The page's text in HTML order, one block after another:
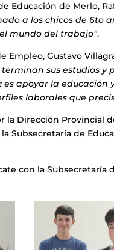
Educación de Merlo,
a los chicos de
mundo del trabajo”.
Empleo, Gustavo
sus estudios y
es apoyar la
laborales que
la Dirección Provincial
la Subsecretaría de
con la Subsecretaría